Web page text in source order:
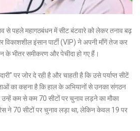
से पहले महागठबंधन में सीट बंटवारे को लेकर तनाव बढ़
विकाशशील इंसान पार्टी (VIP) ने अपनी माँगें तेज कर
के भीतर समीकरण और पेचीदा हो गए हैं।
पर जोर दे रही है और चाहती है कि उसे पर्याप्त सीटें
का कहना है कि हाल के अभियानों से उनका संगठन
कम से कम 70 सीटों पर चुनाव लड़ने का मौका
ने 70 सीटों पर चुनाव लड़ा था, लेकिन केवल 19 पर